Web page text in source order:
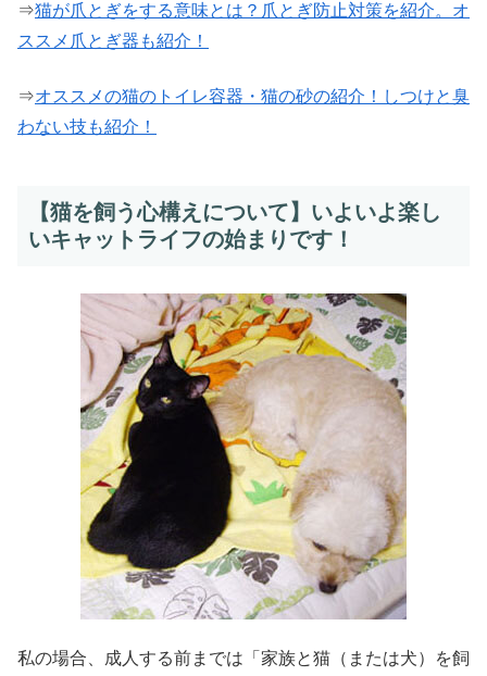
⇒猫が爪とぎをする意味とは？爪とぎ防止対策を紹介。オ
ススメ爪とぎ器も紹介！
⇒オススメの猫のトイレ容器・猫の砂の紹介！しつけと臭
わない技も紹介！
【猫を飼う心構えについて】いよいよ楽し
いキャットライフの始まりです！
私の場合、成人する前までは「家族と猫（または犬）を飼